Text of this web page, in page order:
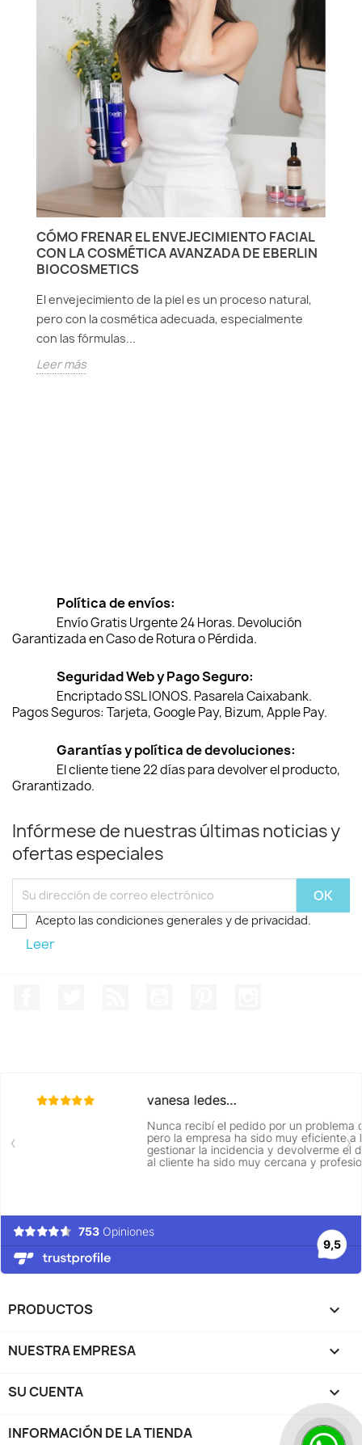
CÓMO FRENAR EL ENVEJECIMIENTO FACIAL
CON LA COSMÉTICA AVANZADA DE EBERLIN
BIOCOSMETICS
El envejecimiento de la piel es un proceso natural,
pero con la cosmética adecuada, especialmente
con las fórmulas...
Leer más
Política de envíos:
Envío Gratis Urgente 24 Horas. Devolución
Garantizada en Caso de Rotura o Pérdida.
Seguridad Web y Pago Seguro:
Encriptado SSL IONOS. Pasarela Caixabank.
Pagos Seguros: Tarjeta, Google Pay, Bizum, Apple Pay.
Garantías y política de devoluciones:
El cliente tiene 22 días para devolver el producto,
Grarantizado.
Infórmese de nuestras últimas noticias y
ofertas especiales
Acepto las condiciones generales y de privacidad.
Leer
PRODUCTOS 
NUESTRA EMPRESA 
SU CUENTA 
INFORMACIÓN DE LA TIENDA keyboard_arrow_down